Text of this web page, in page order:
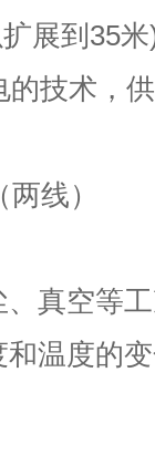
展到 35米
技术，
（两线）
真空等
温度的